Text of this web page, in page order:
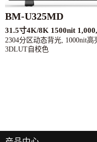
BM-U325MD
31.5寸4K/8K 1500nit
2304分区动态背光, 1000nit
3DLUT自校色